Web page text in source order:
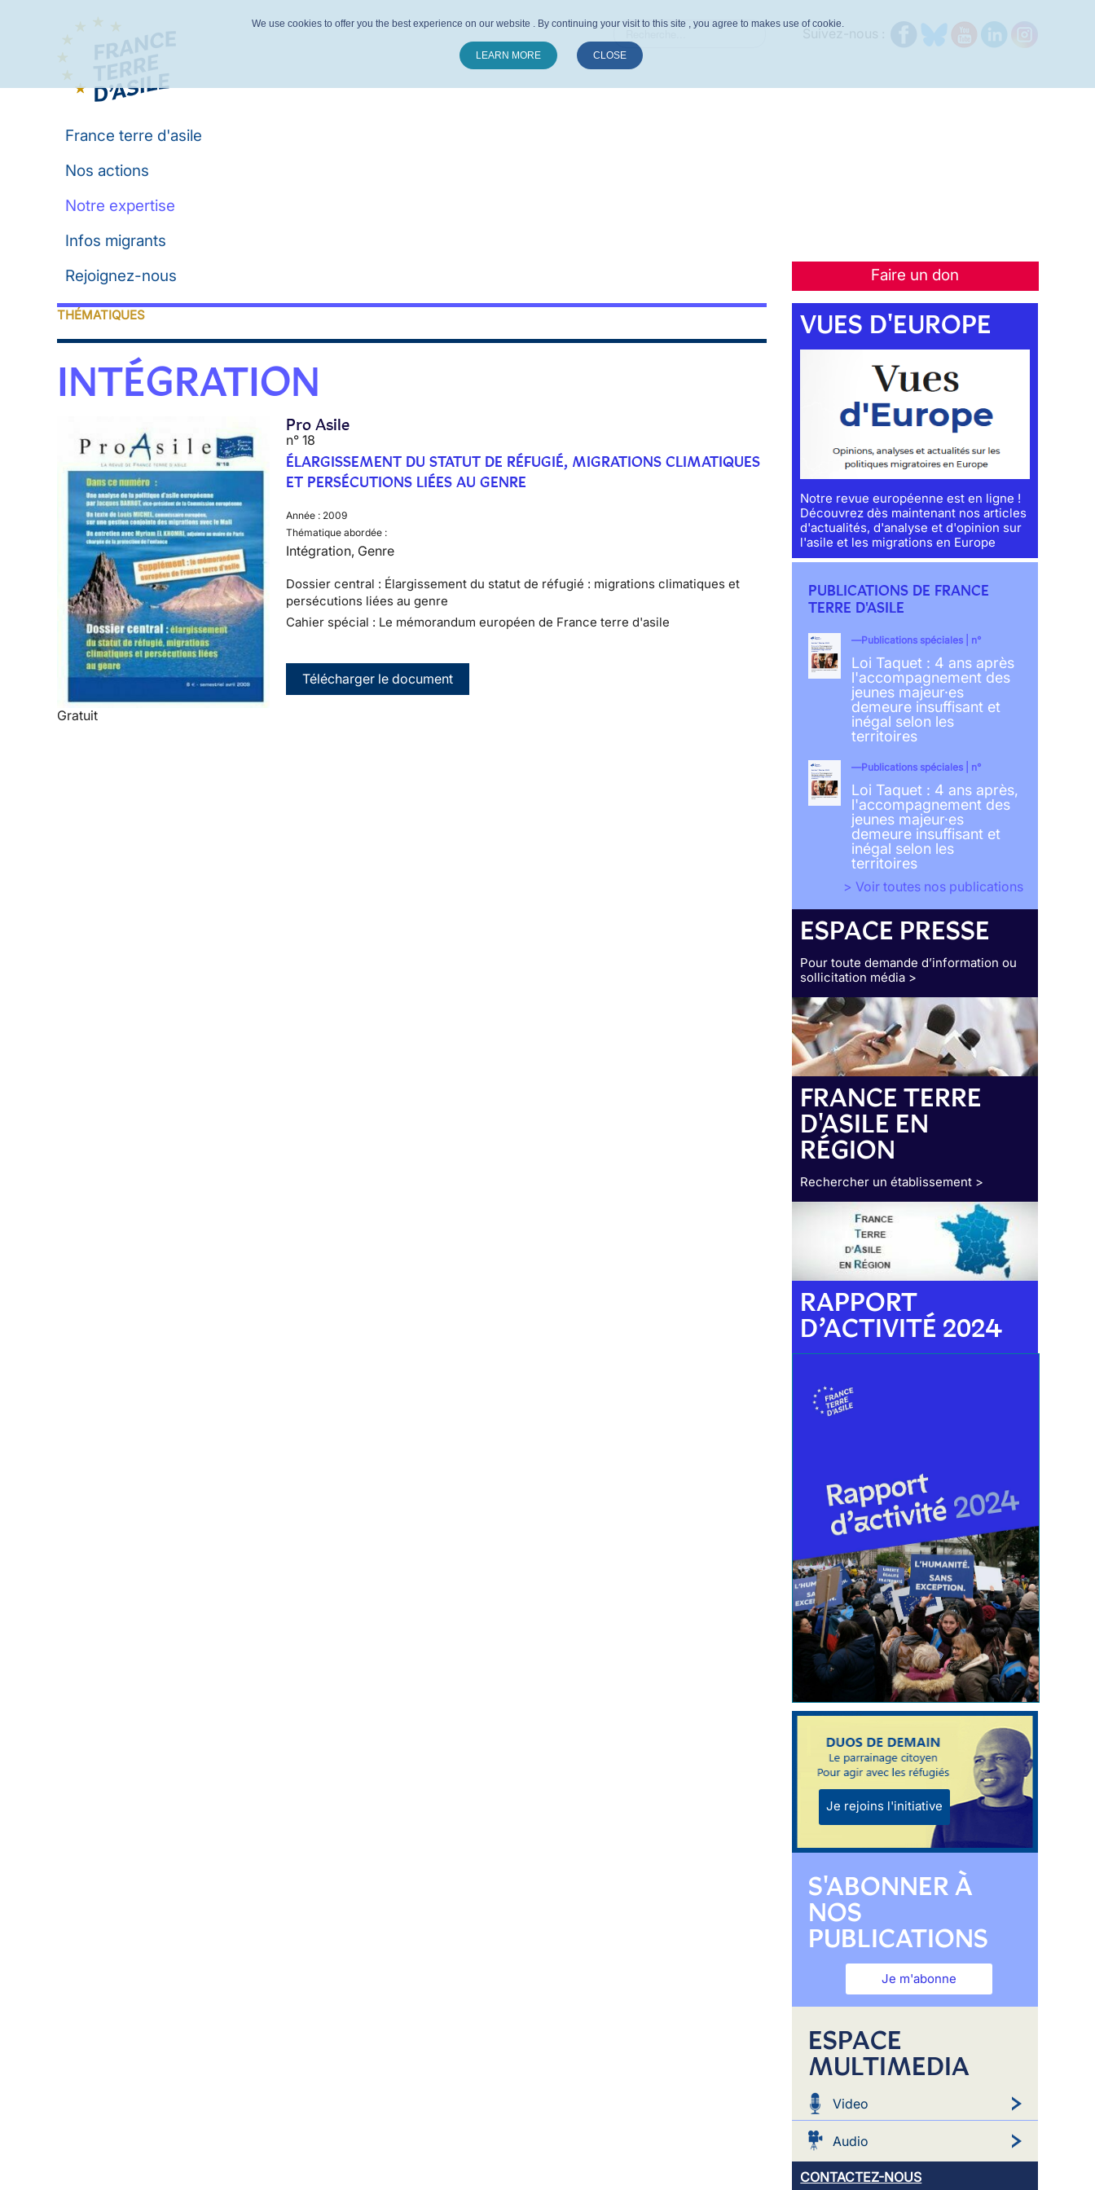
France terre d'asile
Nos actions
Notre expertise
Infos migrants
Faire un don
Rejoignez-nous
THÉMATIQUES
INTÉGRATION
Gratuit
Pro Asile
n° 18
ÉLARGISSEMENT DU STATUT DE RÉFUGIÉ, MIGRATIONS CLIMATIQUES
ET PERSÉCUTIONS LIÉES AU GENRE
Année : 2009
Thématique abordée :
Intégration, Genre
Dossier central : Élargissement du statut de réfugié : migrations climatiques et
persécutions liées au genre
Cahier spécial : Le mémorandum européen de France terre d'asile
Télécharger le document
VUES D'EUROPE
Notre revue européenne est en ligne !
Découvrez dès maintenant nos articles
d'actualités, d'analyse et d'opinion sur
l'asile et les migrations en Europe
PUBLICATIONS DE FRANCE
TERRE D'ASILE
Publications spéciales | n°
Loi Taquet : 4 ans après
l'accompagnement des
jeunes majeur·es
demeure insuffisant et
inégal selon les
territoires
Publications spéciales | n°
Loi Taquet : 4 ans après,
l'accompagnement des
jeunes majeur·es
demeure insuffisant et
inégal selon les
territoires
> Voir toutes nos publications
ESPACE PRESSE
Pour toute demande d’information ou
sollicitation média >
FRANCE TERRE
D'ASILE EN
RÉGION
Rechercher un établissement >
RAPPORT
D’ACTIVITÉ 2024
Je rejoins l'initiative
S'ABONNER À
NOS
PUBLICATIONS
Je m'abonne
ESPACE
MULTIMEDIA
Video
Audio
CONTACTEZ-NOUS
We use cookies to offer you the best experience on our website . By continuing your visit to this site , you agree to makes use of cookie.
LEARN MORE CLOSE